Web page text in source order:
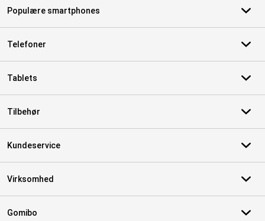
Populære smartphones
Telefoner
Tablets
Tilbehør
Kundeservice
Virksomhed
Gomibo